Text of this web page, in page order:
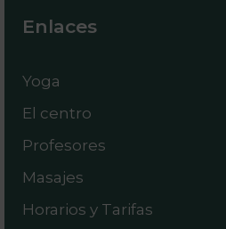
Enlaces
Yoga
El centro
Profesores
Masajes
Horarios y Tarifas